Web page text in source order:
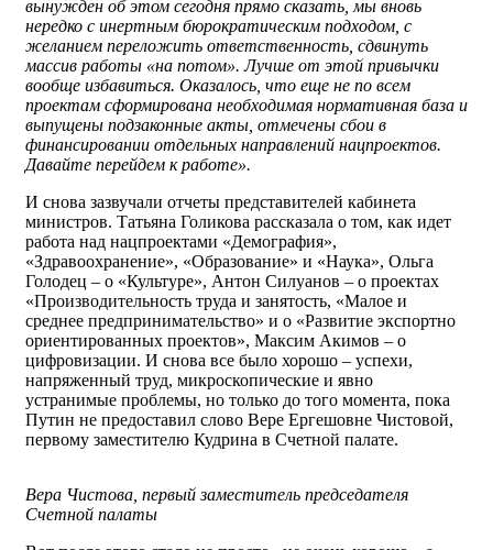
вынужден об этом сегодня прямо сказать, мы вновь
нередко с инертным бюрократическим подходом, с
желанием переложить ответственность, сдвинуть
массив работы «на потом». Лучше от этой привычки
вообще избавиться. Оказалось, что еще не по всем
проектам сформирована необходимая нормативная база и
выпущены подзаконные акты, отмечены сбои в
финансировании отдельных направлений нацпроектов.
Давайте перейдем к работе».
И снова зазвучали отчеты представителей кабинета
министров. Татьяна Голикова рассказала о том, как идет
работа над нацпроектами «Демография»,
«Здравоохранение», «Образование» и «Наука», Ольга
Голодец – о «Культуре», Антон Силуанов – о проектах
«Производительность труда и занятость, «Малое и
среднее предпринимательство» и о «Развитие экспортно
ориентированных проектов», Максим Акимов – о
цифровизации. И снова все было хорошо – успехи,
напряженный труд, микроскопические и явно
устранимые проблемы, но только до того момента, пока
Путин не предоставил слово Вере Ергешовне Чистовой,
первому заместителю Кудрина в Счетной палате.
Вера Чистова, первый заместитель председателя
Счетной палаты